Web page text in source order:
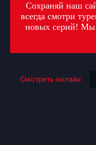
Сохраняй наш
всегда смотри
новых серий! Мы
Смотреть онлайн